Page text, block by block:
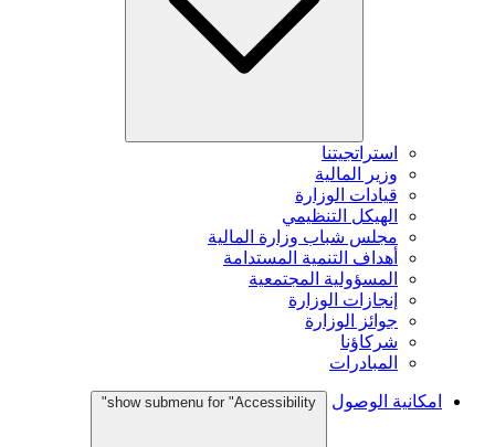
استراتجيتنا
وزير المالية
قيادات الوزارة
الهيكل التنظيمي
مجلس شباب وزارة المالية
أهداف التنمية المستدامة
المسؤولية المجتمعية
إنجازات الوزارة
جوائز الوزارة
شركاؤنا
المبادرات
امكانية الوصول show submenu for "Accessibility"